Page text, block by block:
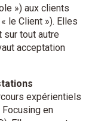
») aux clients
le Client »). Elles
tout autre
acceptation
expérientiels
en